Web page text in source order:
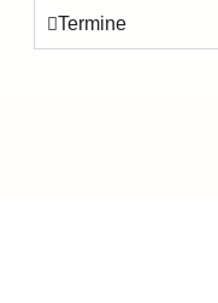
Termine